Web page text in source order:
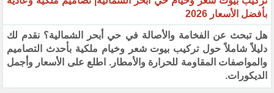
بأفضل الأسعار 2026
هل تبحث عن الفخامة والأصالة في حي أبحر الشمالية؟ نقدم لك
دليلاً شاملاً حول تركيب بيوت شعر وخيام ملكية بأحدث التصاميم
والمواصفات المقاومة للحرارة والأمطار. اطلع على الأسعار وأجمل
الديكورات.